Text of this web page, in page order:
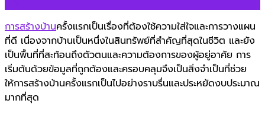
การสร้างบ้านครั้งแรกเป็นเรื่องที่ต้องใช้ความใส่ใจและการวางแผน
ที่ดี เนื่องจากบ้านเป็นหนึ่งในสินทรัพย์ที่สำคัญที่สุดในชีวิต และยัง
เป็นพื้นที่ที่สะท้อนถึงตัวตนและความต้องการของผู้อยู่อาศัย การ
เริ่มต้นด้วยข้อมูลที่ถูกต้องและครอบคลุมจึงเป็นสิ่งจำเป็นที่ช่วย
ให้การสร้างบ้านครั้งแรกเป็นไปอย่างราบรื่นและประหยัดงบประมาณ
มากที่สุด